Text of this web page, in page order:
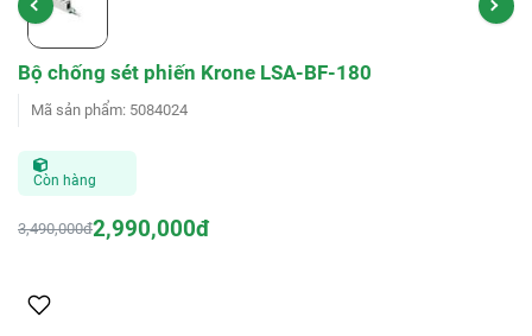
Bộ chống sét phiến Krone LSA-BF-180
Mã sản phẩm: 5084024
Còn hàng
3,490,000đ2,990,000đ